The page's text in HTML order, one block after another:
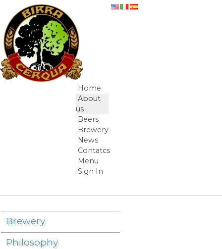
Skip to Content
Production processNavigation
Home
About
us
Beers
Brewery
News
Contatcs
Menu
Sign In
Breadcrumbs
About us / Production
Brewery
Philosophy